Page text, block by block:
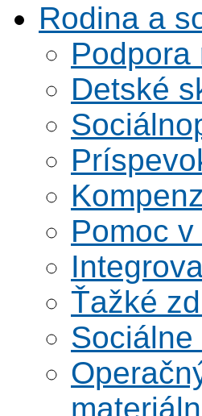
Rodina a
Detské
Pomoc
Ťažké